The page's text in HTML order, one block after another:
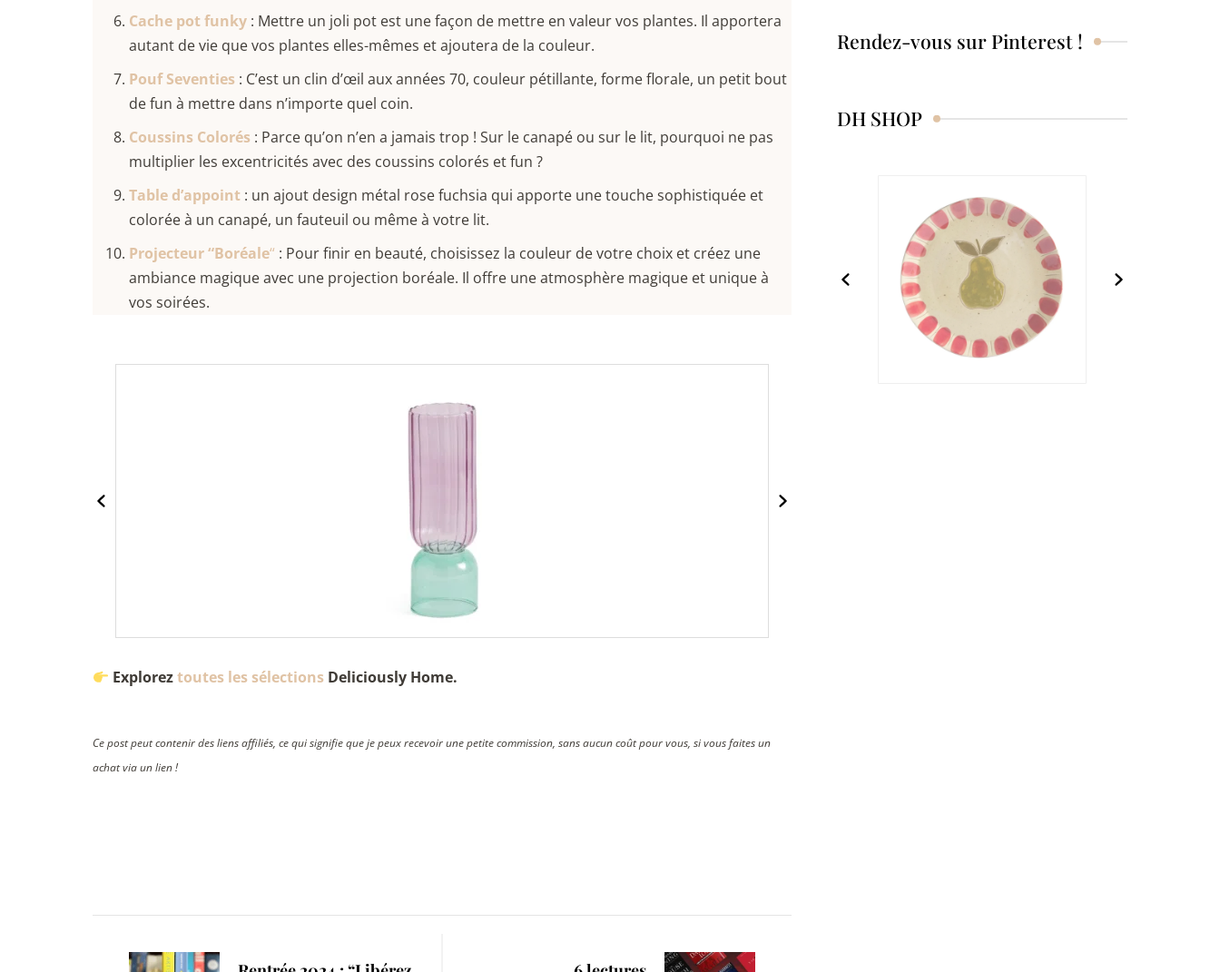
Cache pot funky : Mettre un joli pot est une façon de mettre en valeur vos plantes. Il apportera
autant de vie que vos plantes elles-mêmes et ajoutera de la couleur.
Pouf Seventies : C’est un clin d’œil aux années 70, couleur pétillante, forme florale, un petit bout
de fun à mettre dans n’importe quel coin.
Coussins Colorés : Parce qu’on n’en a jamais trop ! Sur le canapé ou sur le lit, pourquoi ne pas
multiplier les excentricités avec des coussins colorés et fun ?
Table d’appoint : un ajout design métal rose fuchsia qui apporte une touche sophistiquée et
colorée à un canapé, un fauteuil ou même à votre lit.
Projecteur “Boréale“ : Pour finir en beauté, choisissez la couleur de votre choix et créez une
ambiance magique avec une projection boréale. Il offre une atmosphère magique et unique à
vos soirées.
Exploreztoutes les sélections Deliciously Home.
Ce post peut contenir des liens affiliés, ce qui signifie que je peux recevoir une petite commission, sans aucun coût pour vous, si vous faites un
achat via un lien !
Navigation
Rendez-vous sur Pinterest !
DH SHOP